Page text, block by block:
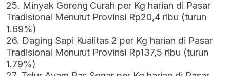
25. Minyak Goreng Curah per Kg harian di Pasar
Tradisional Menurut Provinsi Rp20,4 ribu (turun
1.69%)
26. Daging Sapi Kualitas 2 per Kg harian di Pasar
Tradisional Menurut Provinsi Rp137,5 ribu (turun
1.79%)